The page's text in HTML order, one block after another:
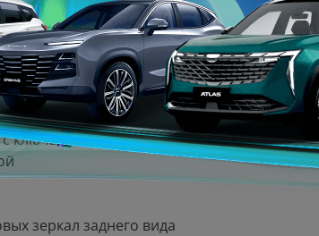
и вылету
с функцией AutoHold
ключа
зеркал заднего вида